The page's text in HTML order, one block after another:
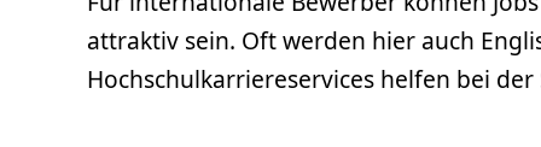
attraktiv sein. Oft werden hier auch
Hochschulkarriereservices helfen bei